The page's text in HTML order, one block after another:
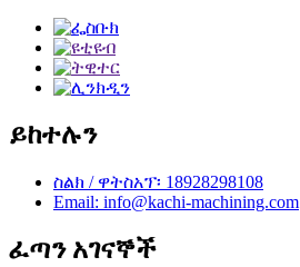
ይከተሉን
ስልክ / ዋትስአፕ፡ 18928298108
Email: info@kachi-machining.com
ፈጣን አገናኞች